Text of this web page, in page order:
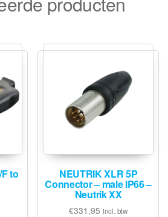
to NEUTRIK XLR 5P
Connector – male IP66 –
Neutrik XX
€331,95 incl. btw